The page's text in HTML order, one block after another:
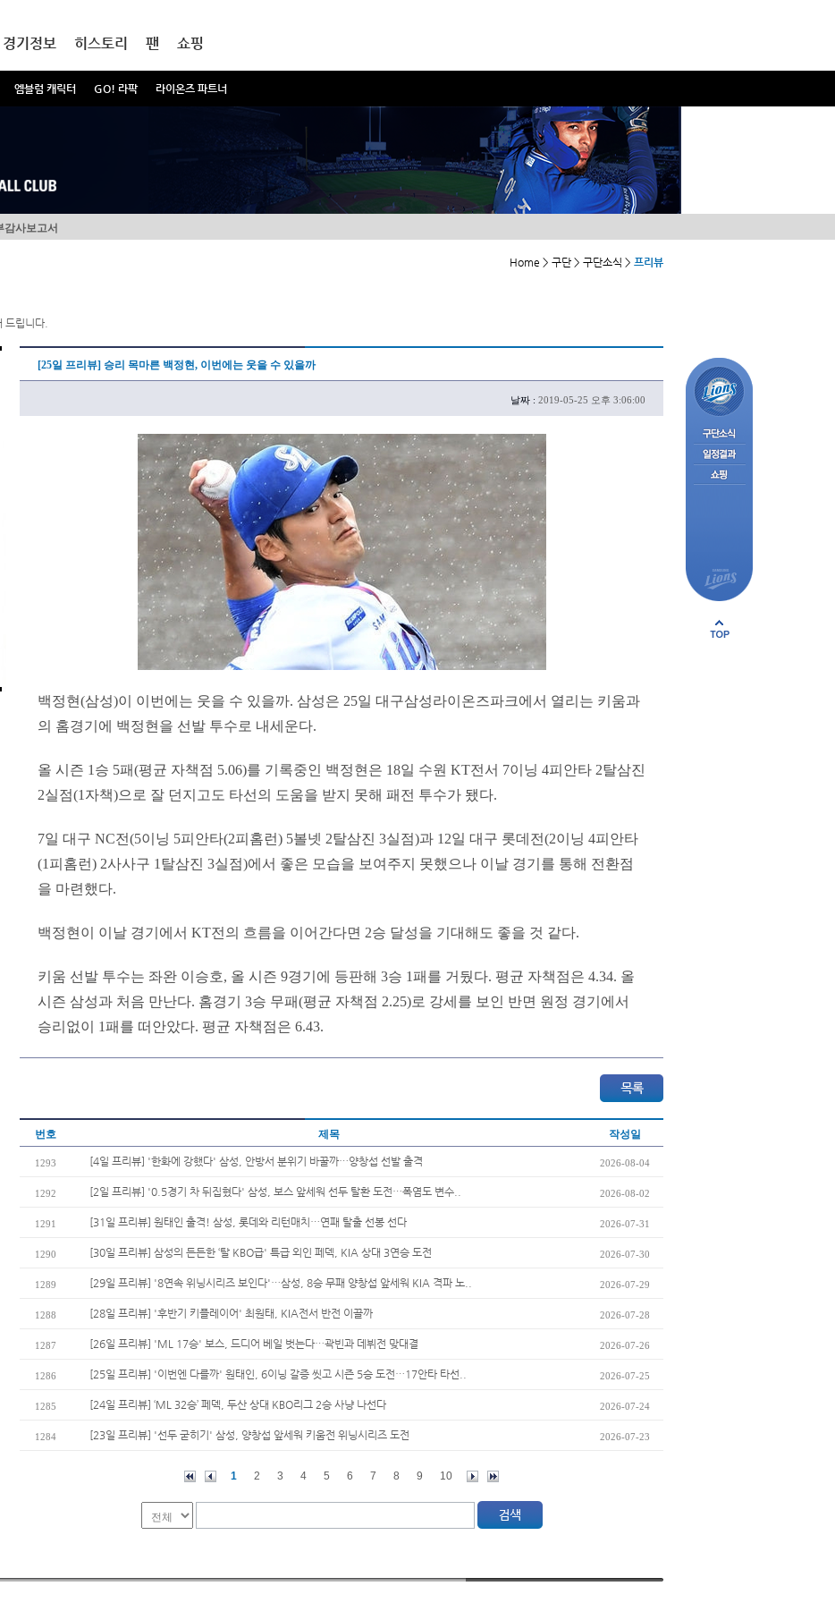
엠블럼 캐릭터 GO! 라팍 라이온즈 파트너
경기정보 히스토리 팬 쇼핑
감사보고서
Home > 구단 > 구단소식 > 프리뷰
드립니다.
[25일 프리뷰] 승리 목마른 백정현, 이번에는 웃을 수 있을까
날짜 : 2019-05-25 오후 3:06:00
백정현(삼성)이 이번에는 웃을 수 있을까. 삼성은 25일 대구삼성라이온즈파크에서 열리는 키움과
의 홈경기에 백정현을 선발 투수로 내세운다.
올 시즌 1승 5패(평균 자책점 5.06)를 기록중인 백정현은 18일 수원 KT전서 7이닝 4피안타 2탈삼진
2실점(1자책)으로 잘 던지고도 타선의 도움을 받지 못해 패전 투수가 됐다.
7일 대구 NC전(5이닝 5피안타(2피홈런) 5볼넷 2탈삼진 3실점)과 12일 대구 롯데전(2이닝 4피안타
(1피홈런) 2사사구 1탈삼진 3실점)에서 좋은 모습을 보여주지 못했으나 이날 경기를 통해 전환점
을 마련했다.
백정현이 이날 경기에서 KT전의 흐름을 이어간다면 2승 달성을 기대해도 좋을 것 같다.
키움 선발 투수는 좌완 이승호, 올 시즌 9경기에 등판해 3승 1패를 거뒀다. 평균 자책점은 4.34. 올
시즌 삼성과 처음 만난다. 홈경기 3승 무패(평균 자책점 2.25)로 강세를 보인 반면 원정 경기에서
승리없이 1패를 떠안았다. 평균 자책점은 6.43.
번호 제목 작성일
1293 [4일 프리뷰] '한화에 강했다' 삼성, 안방서 분위기 바꿀까…양창섭 선발 출격 2026-08-04
1292 [2일 프리뷰] '0.5경기 차 뒤집혔다' 삼성, 보스 앞세워 선두 탈환 도전…폭염도 변수.. 2026-08-02
1291 [31일 프리뷰] 원태인 출격! 삼성, 롯데와 리턴매치…연패 탈출 선봉 선다 2026-07-31
1290 [30일 프리뷰] 삼성의 든든한 ‘탈 KBO급' 특급 외인 페덱, KIA 상대 3연승 도전 2026-07-30
1289 [29일 프리뷰] '8연속 위닝시리즈 보인다'…삼성, 8승 무패 양창섭 앞세워 KIA 격파 노.. 2026-07-29
1288 [28일 프리뷰] '후반기 키플레이어' 최원태, KIA전서 반전 이끌까 2026-07-28
1287 [26일 프리뷰] 'ML 17승' 보스, 드디어 베일 벗는다…곽빈과 데뷔전 맞대결 2026-07-26
1286 [25일 프리뷰] '이번엔 다를까' 원태인, 6이닝 갈증 씻고 시즌 5승 도전…17안타 타선.. 2026-07-25
1285 [24일 프리뷰] ‘ML 32승’ 페덱, 두산 상대 KBO리그 2승 사냥 나선다 2026-07-24
1284 [23일 프리뷰] '선두 굳히기' 삼성, 양창섭 앞세워 키움전 위닝시리즈 도전 2026-07-23
1 2 3 4 5 6 7 8 9 10